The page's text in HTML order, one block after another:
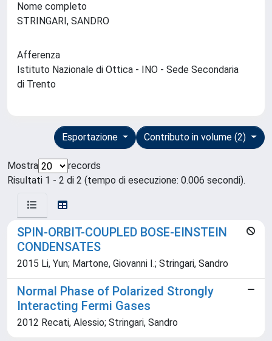
Nome completo
STRINGARI, SANDRO
Afferenza
Istituto Nazionale di Ottica - INO - Sede Secondaria
di Trento
Contributo in volume (2)
Esportazione
Mostra
records
Risultati 1 - 2 di 2 (tempo di esecuzione: 0.006 secondi).
SPIN-ORBIT-COUPLED BOSE-EINSTEIN
CONDENSATES
2015 Li, Yun; Martone, Giovanni I.; Stringari, Sandro
Normal Phase of Polarized Strongly
Interacting Fermi Gases
2012 Recati, Alessio; Stringari, Sandro